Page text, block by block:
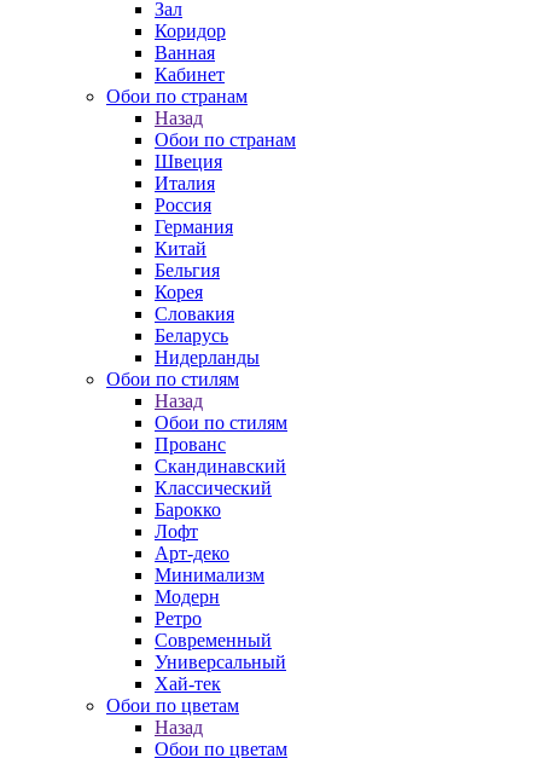
Зал
Коридор
Ванная
Кабинет
Обои по странам
Назад
Обои по странам
Швеция
Италия
Россия
Германия
Китай
Бельгия
Корея
Словакия
Беларусь
Нидерланды
Обои по стилям
Назад
Обои по стилям
Прованс
Скандинавский
Классический
Барокко
Лофт
Арт-деко
Минимализм
Модерн
Ретро
Современный
Универсальный
Хай-тек
Обои по цветам
Назад
Обои по цветам